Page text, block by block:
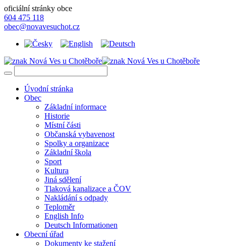
oficiální stránky obce
604 475 118
obec@novavesuchot.cz
Úvodní stránka
Obec
Základní informace
Historie
Místní části
Občanská vybavenost
Spolky a organizace
Základní škola
Sport
Kultura
Jiná sdělení
Tlaková kanalizace a ČOV
Nakládání s odpady
Teploměr
English Info
Deutsch Informationen
Obecní úřad
Dokumenty ke stažení